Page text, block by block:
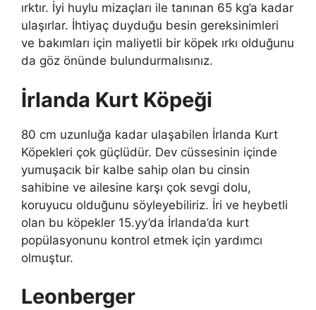
ırktır. İyi huylu mizaçları ile tanınan 65 kg’a kadar
ulaşırlar. İhtiyaç duyduğu besin gereksinimleri
ve bakımları için maliyetli bir köpek ırkı olduğunu
da göz önünde bulundurmalısınız.
İrlanda Kurt Köpeği
80 cm uzunluğa kadar ulaşabilen İrlanda Kurt
Köpekleri çok güçlüdür. Dev cüssesinin içinde
yumuşacık bir kalbe sahip olan bu cinsin
sahibine ve ailesine karşı çok sevgi dolu,
koruyucu olduğunu söyleyebiliriz. İri ve heybetli
olan bu köpekler 15.yy’da İrlanda’da kurt
popülasyonunu kontrol etmek için yardımcı
olmuştur.
Leonberger